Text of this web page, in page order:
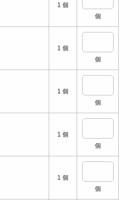
1 個
個
1 個
個
1 個
個
1 個
個
1 個
個